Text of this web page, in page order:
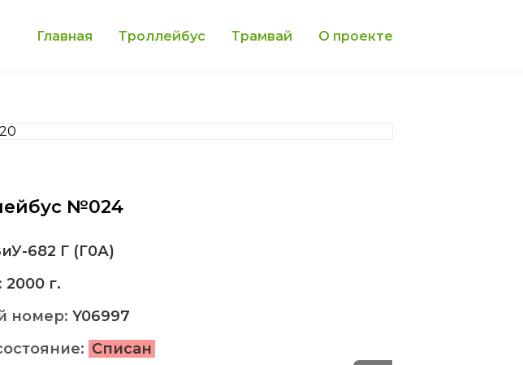
Главная Троллейбус Трамвай О проекте
№024
682 Г (Г0А)
2000 г.
номер: Y06997
Списан